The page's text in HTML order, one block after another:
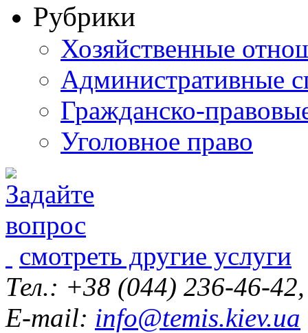
Рубрики
Хозяйственные
Административные
Гражданско-
Уголовное право
смотреть другие услуги
Тел.: +38 (044) 236-46-
E-mail: info@temis.kiev.ua